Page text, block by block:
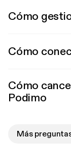
Cómo
Cómo
Cómo
Podimo
Más